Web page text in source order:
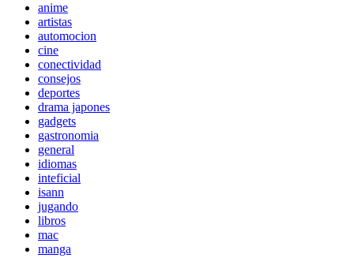
anime
artistas
automocion
cine
conectividad
consejos
deportes
drama japones
gadgets
gastronomia
general
idiomas
inteficial
isann
jugando
libros
mac
manga